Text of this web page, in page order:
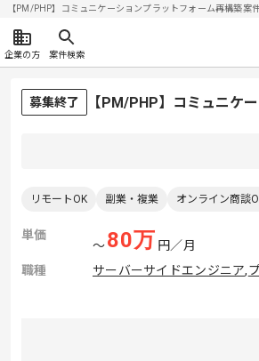
【PM/PHP】コミュニケーションプラットフォーム再構築
企業の方 案件検索
募集終了 【PM/PHP】コミュニケ
リモートOK 副業・複業 オンライン商談
単価
〜80万 円／月
職種
サーバーサイドエンジニア,